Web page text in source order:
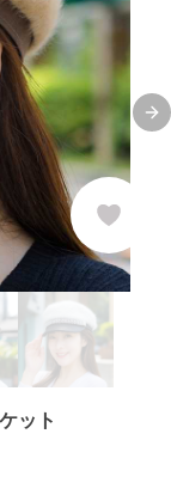
ット